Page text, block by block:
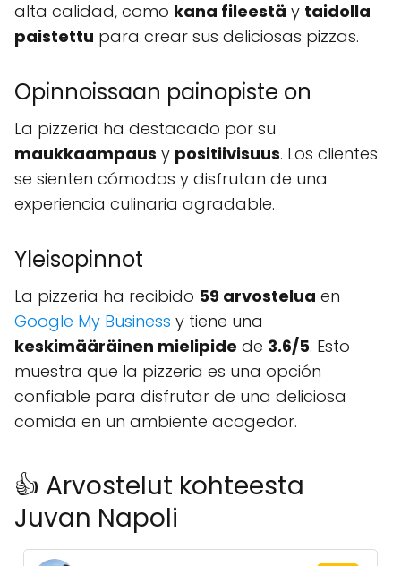
alta calidad, como kana fileestä y taidolla
paistettu para crear sus deliciosas pizzas.
Opinnoissaan painopiste on
La pizzeria ha destacado por su
maukkaampaus y positiivisuus. Los clientes
se sienten cómodos y disfrutan de una
experiencia culinaria agradable.
Yleisopinnot
La pizzeria ha recibido 59 arvostelua en
Google My Business y tiene una
keskimääräinen mielipide de 3.6/5. Esto
muestra que la pizzeria es una opción
confiable para disfrutar de una deliciosa
comida en un ambiente acogedor.
👍 Arvostelut kohteesta
Juvan Napoli